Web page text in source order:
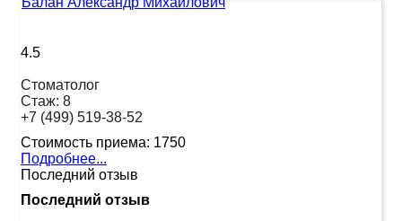
4.5
Стоматолог
Стаж: 8
+7 (499) 519-38-52
Стоимость приема: 1750
Подробнее...
Последний отзыв
Последний отзыв